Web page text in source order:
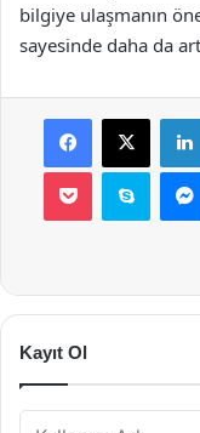
bilgiye ulaşmanın
sayesinde daha da
Facebook
X
Pocket Skype
Kayıt Ol